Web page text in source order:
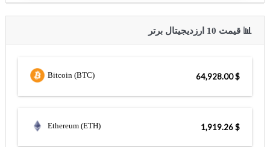
📊 قیمت 10 ارزدیجیتال برتر
Bitcoin (BTC) $ 64,928.00
Ethereum (ETH) $ 1,919.26